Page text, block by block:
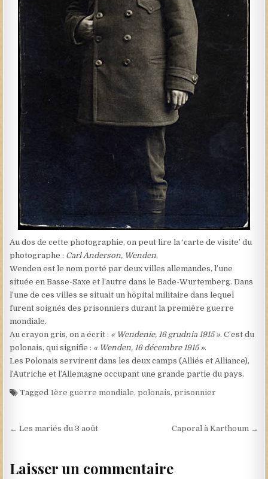
Au dos de cette photographie, on peut lire la ‘carte de visite’ du
photographe : Carl Anderson, Wenden.
Wenden est le nom porté par deux villes allemandes, l’une
située en Basse-Saxe et l’autre dans le Bade-Wurtemberg. Dans
l’une de ces villes se situait un hôpital militaire dans lequel
furent soignés des prisonniers durant la première guerre
mondiale.
Au crayon gris, on a écrit : « Wendenie, 16 grudnia 1915 ». C’est du
polonais, qui signifie : « Wenden, 16 décembre 1915 ».
Les Polonais servirent dans les deux camps (Alliés et Alliance),
l’Autriche et l’Allemagne occupant une grande partie du pays.
Tagged 1ère guerre mondiale,polonais,prisonnier
Navigation de l’article
← Les mariés du 3 août Caporal à Karthoum →
Laisser un commentaire